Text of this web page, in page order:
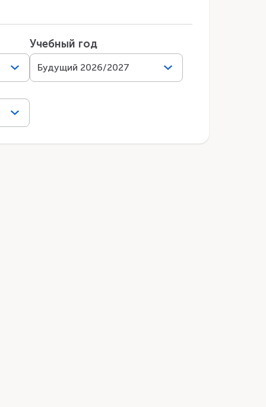
Учебный год
Будущий 2026/2027